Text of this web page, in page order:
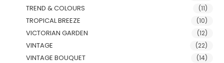
TREND & COLOURS (11)
TROPICAL BREEZE (10)
VICTORIAN GARDEN (12)
VINTAGE (22)
VINTAGE BOUQUET (14)